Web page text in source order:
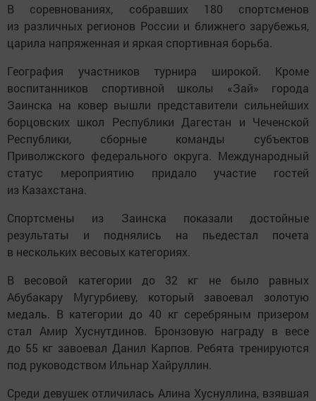
В соревнованиях, собравших 180 спортсменов
из различных регионов России и ближнего зарубежья,
царила напряженная и яркая спортивная борьба.
География участников турнира широкой. Кроме
воспитанников спортивной школы «Зай» города
Заинска на ковер вышли представители сильнейших
борцовских школ Республики Дагестан и Чеченской
Республики, сборные команды субъектов
Приволжского федерального округа. Международный
статус мероприятию придало участие гостей
из Казахстана.
Спортсмены из Заинска показали достойные
результаты и поднялись на пьедестал почета
в нескольких весовых категориях.
В весовой категории до 32 кг не было равных
Абубакару Мугурбиеву, который завоевал золотую
медаль. В категории до 40 кг серебряным призером
стал Амир Хуснутдинов. Бронзовую награду в весе
до 55 кг завоевал Данил Карпов. Ребята тренируются
под руководством Ильнар Хайруллин.
Среди девушек отличилась Алина Хуснуллина, взявшая